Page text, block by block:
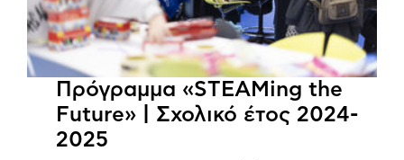
Πρόγραμμα «STEAMing the
Future» | Σχολικό έτος 2024-
2025